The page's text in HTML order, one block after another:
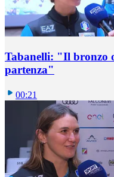
Tabanelli: "Il bronzo
partenza"
00:21